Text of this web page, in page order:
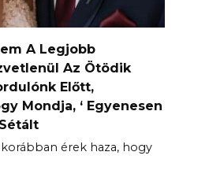
A Legjobb
Az Ötödik
Előtt,
Mondja, ‘ Egyenesen
érek haza, hogy